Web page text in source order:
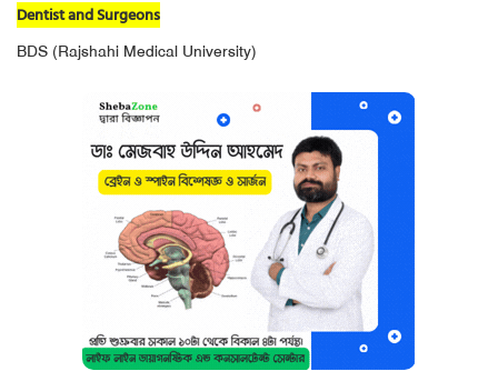
Dentist and Surgeons
BDS (Rajshahi Medical University)